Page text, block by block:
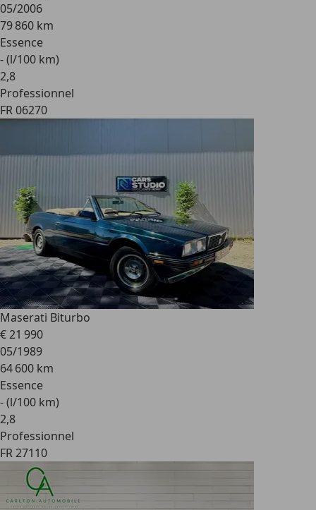
05/2006
79 860 km
Essence
- (l/100 km)
2,8
Professionnel
FR 06270
Maserati Biturbo
€ 21 990
05/1989
64 600 km
Essence
- (l/100 km)
2,8
Professionnel
FR 27110